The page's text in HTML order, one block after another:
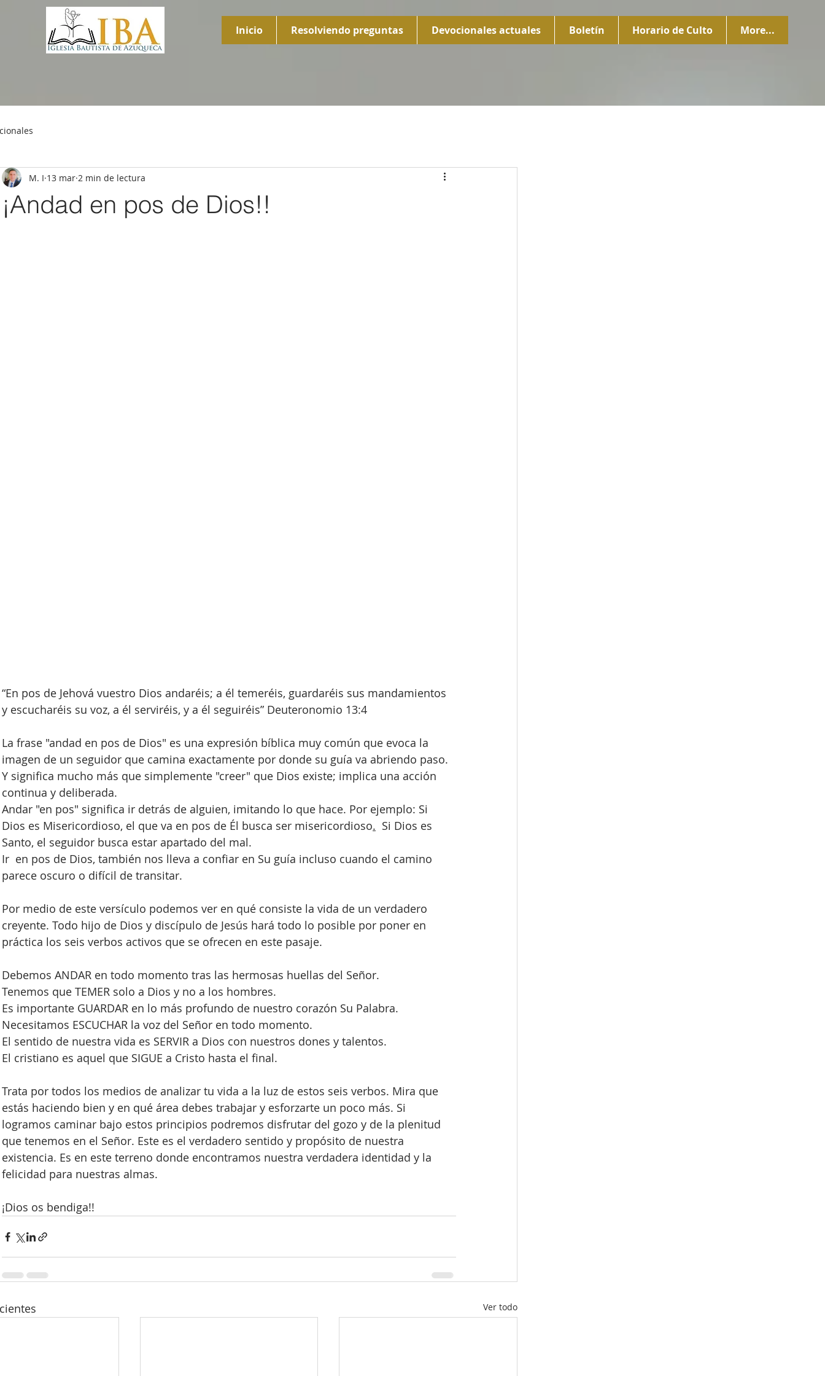
Inicio Resolviendo preguntas Devocionales actuales Boletín Horario de Culto More...
¡Andad en pos de Dios!!
M. I 13 mar 2 min de lectura
“En pos de Jehová vuestro Dios andaréis; a él temeréis, guardaréis sus mandamientos
y escucharéis su voz, a él serviréis, y a él seguiréis” Deuteronomio 13:4
La frase "andad en pos de Dios" es una expresión bíblica muy común que evoca la
imagen de un seguidor que camina exactamente por donde su guía va abriendo paso.
Y significa mucho más que simplemente "creer" que Dios existe; implica una acción
continua y deliberada.
Andar "en pos" significa ir detrás de alguien, imitando lo que hace. Por ejemplo: Si
Dios es Misericordioso, el que va en pos de Él busca ser misericordioso. Si Dios es
Santo, el seguidor busca estar apartado del mal.
Ir  en pos de Dios, también nos lleva a confiar en Su guía incluso cuando el camino
parece oscuro o difícil de transitar.
Por medio de este versículo podemos ver en qué consiste la vida de un verdadero
creyente. Todo hijo de Dios y discípulo de Jesús hará todo lo posible por poner en
práctica los seis verbos activos que se ofrecen en este pasaje.
Debemos ANDAR en todo momento tras las hermosas huellas del Señor.
Tenemos que TEMER solo a Dios y no a los hombres.
Es importante GUARDAR en lo más profundo de nuestro corazón Su Palabra.
Necesitamos ESCUCHAR la voz del Señor en todo momento.
El sentido de nuestra vida es SERVIR a Dios con nuestros dones y talentos.
El cristiano es aquel que SIGUE a Cristo hasta el final.
Trata por todos los medios de analizar tu vida a la luz de estos seis verbos. Mira que
estás haciendo bien y en qué área debes trabajar y esforzarte un poco más. Si
logramos caminar bajo estos principios podremos disfrutar del gozo y de la plenitud
que tenemos en el Señor. Este es el verdadero sentido y propósito de nuestra
existencia. Es en este terreno donde encontramos nuestra verdadera identidad y la
felicidad para nuestras almas.
¡Dios os bendiga!!
Ver todo